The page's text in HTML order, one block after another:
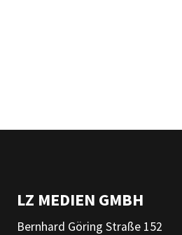
LZ MEDIEN GMBH
Bernhard Göring Straße 152